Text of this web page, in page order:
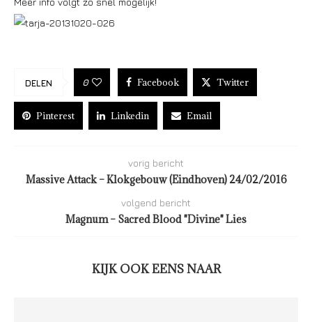
DELEN 0 Facebook Twitter
Pinterest Linkedin Email
vorig bericht
Massive Attack – Klokgebouw (Eindhoven) 24/02/2016
volgend bericht
Magnum – Sacred Blood "Divine" Lies
KIJK OOK EENS NAAR